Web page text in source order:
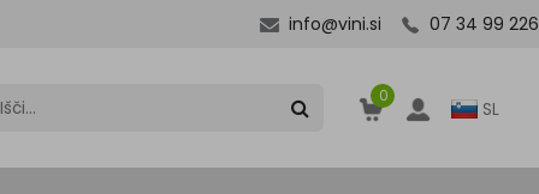
info@vini.si 07 34 99 226
0
SL